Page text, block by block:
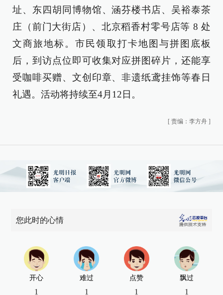
址、东四胡同博物馆、涵芬楼书店、吴裕泰茶
庄（前门大街店）、北京稻香村零号店等 8 处
文商旅地标。市民领取打卡地图与拼图底板
后，到访点位即可收集对应拼图碎片，还能享
受咖啡买赠、文创印章、非遗纸鸢挂饰等春日
礼遇。活动将持续至4月12日。
[ 责编：李方舟 ]
您此时的心情
开心
1
难过
1
点赞
1
飘过
1